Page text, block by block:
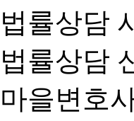
법률상담
법률상담
마을변호